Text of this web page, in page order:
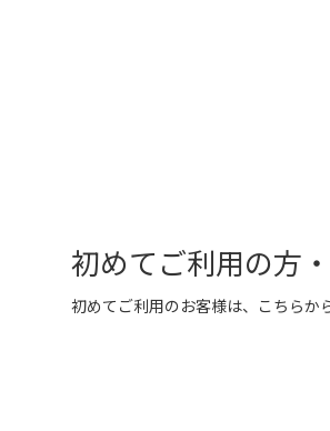
初めてご利用の方
初めてご利用のお客様は、こちらか